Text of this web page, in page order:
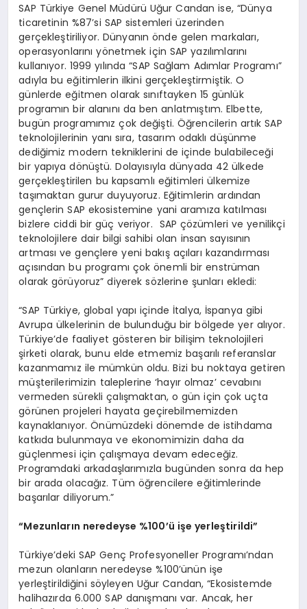
SAP Türkiye Genel Müdürü Uğur Candan ise, “Dünya
ticaretinin %87’si SAP sistemleri üzerinden
gerçekleştiriliyor. Dünyanın önde gelen markaları,
operasyonlarını yönetmek için SAP yazılımlarını
kullanıyor. 1999 yılında “SAP Sağlam Adımlar Programı”
adıyla bu eğitimlerin ilkini gerçekleştirmiştik. O
günlerde eğitmen olarak sınıftayken 15 günlük
programın bir alanını da ben anlatmıştım. Elbette,
bugün programımız çok değişti. Öğrencilerin artık SAP
teknolojilerinin yanı sıra, tasarım odaklı düşünme
dediğimiz modern tekniklerini de içinde bulabileceği
bir yapıya dönüştü. Dolayısıyla dünyada 42 ülkede
gerçekleştirilen bu kapsamlı eğitimleri ülkemize
taşımaktan gurur duyuyoruz. Eğitimlerin ardından
gençlerin SAP ekosistemine yani aramıza katılması
bizlere ciddi bir güç veriyor. SAP çözümleri ve yenilikçi
teknolojilere dair bilgi sahibi olan insan sayısının
artması ve gençlere yeni bakış açıları kazandırması
açısından bu programı çok önemli bir enstrüman
olarak görüyoruz” diyerek sözlerine şunları ekledi:
“SAP Türkiye, global yapı içinde İtalya, İspanya gibi
Avrupa ülkelerinin de bulunduğu bir bölgede yer alıyor.
Türkiye’de faaliyet gösteren bir bilişim teknolojileri
şirketi olarak, bunu elde etmemiz başarılı referanslar
kazanmamız ile mümkün oldu. Bizi bu noktaya getiren
müşterilerimizin taleplerine ‘hayır olmaz’ cevabını
vermeden sürekli çalışmaktan, o gün için çok uçta
görünen projeleri hayata geçirebilmemizden
kaynaklanıyor. Önümüzdeki dönemde de istihdama
katkıda bulunmaya ve ekonomimizin daha da
güçlenmesi için çalışmaya devam edeceğiz.
Programdaki arkadaşlarımızla bugünden sonra da hep
bir arada olacağız. Tüm öğrencilere eğitimlerinde
başarılar diliyorum.”
“Mezunların neredeyse %100’ü işe yerleştirildi”
Türkiye’deki SAP Genç Profesyoneller Programı’ndan
mezun olanların neredeyse %100’ünün işe
yerleştirildiğini söyleyen Uğur Candan, “Ekosistemde
halihazırda 6.000 SAP danışmanı var. Ancak, her